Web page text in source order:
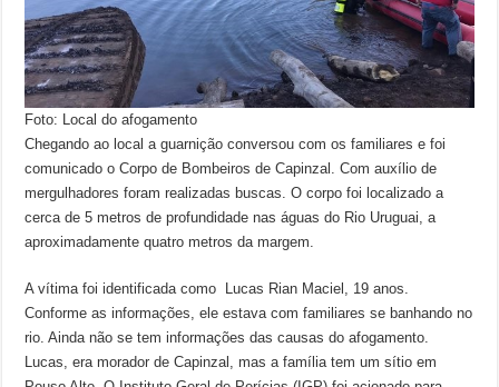
Foto: Local do afogamento
Chegando ao local a guarnição conversou com os familiares e foi
comunicado o Corpo de Bombeiros de Capinzal. Com auxílio de
mergulhadores foram realizadas buscas. O corpo foi localizado a
cerca de 5 metros de profundidade nas águas do Rio Uruguai, a
aproximadamente quatro metros da margem.
A vítima foi identificada como Lucas Rian Maciel, 19 anos.
Conforme as informações, ele estava com familiares se banhando no
rio. Ainda não se tem informações das causas do afogamento.
Lucas, era morador de Capinzal, mas a família tem um sítio em